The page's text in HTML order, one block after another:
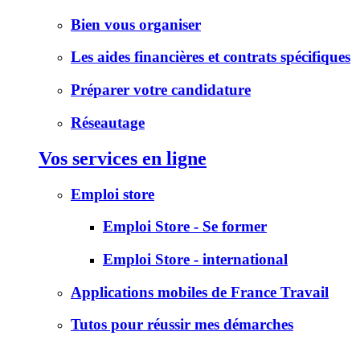
Bien vous organiser
Les aides financières et contrats spécifiques
Préparer votre candidature
Réseautage
Vos services en ligne
Emploi store
Emploi Store - Se former
Emploi Store - international
Applications mobiles de France Travail
Tutos pour réussir mes démarches